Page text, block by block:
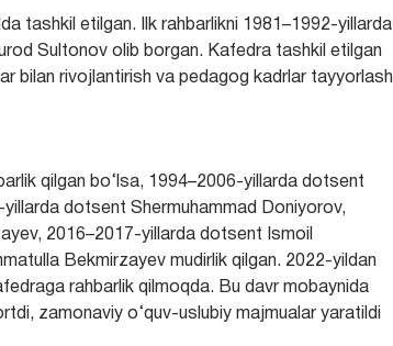
tashkil etilgan. Ilk rahbarlikni 1981–1992-yillarda
Sultonov olib borgan. Kafedra tashkil etilgan
bilan rivojlantirish va pedagog kadrlar tayyorlash
qilgan bo‘lsa, 1994–2006-yillarda dotsent
dotsent Shermuhammad Doniyorov,
2016–2017-yillarda dotsent Ismoil
Bekmirzayev mudirlik qilgan. 2022-yildan
rahbarlik qilmoqda. Bu davr mobaynida
zamonaviy o‘quv-uslubiy majmualar yaratildi